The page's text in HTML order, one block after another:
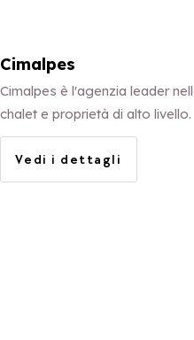
Cimalpes
Cimalpes è l'agenzia leader
chalet e proprietà di alto livello.
Vedi i dettagli